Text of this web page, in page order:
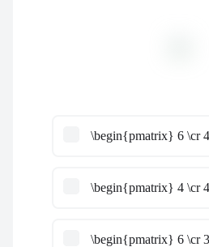
\begin{pmatrix} 6 \cr
\begin{pmatrix} 4 \cr
\begin{pmatrix} 6 \cr